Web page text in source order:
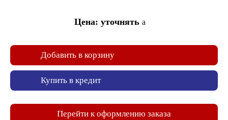
Цена: уточнять a
Добавить в корзину
Купить в кредит
Перейти к оформлению заказа